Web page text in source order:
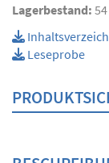
Lagerbestand: 54
Leseprobe